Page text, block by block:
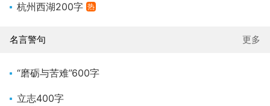
杭州西湖200字 热
名言警句 更多
“磨砺与苦难”600字
立志400字